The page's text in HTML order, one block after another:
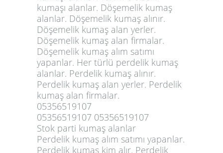
kumaşı alanlar. Döşemelik kumaş
alanlar. Döşemelik kumaş alınır.
Döşemelik kumaş alan yerler.
Döşemelik kumaş alan firmalar.
Döşemelik kumaş alım satımı
yapanlar. Her türlü perdelik kumaş
alanlar. Perdelik kumaş alınır.
Perdelik kumaş alan yerler. Perdelik
kumaş alan firmalar.
05356519107
05356519107 05356519107
Stok parti kumaş alanlar
Perdelik kumaş alım satımı yapanlar.
Perdelik kumaş kim alır. Perdelik